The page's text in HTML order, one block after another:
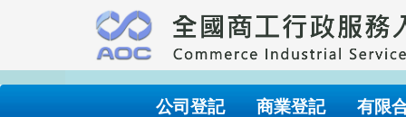
要
內
公司登記 商業登記 有限